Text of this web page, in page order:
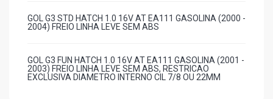
GOL G3 STD HATCH 1.0 16V AT EA111 GASOLINA (2000 -
2004) FREIO LINHA LEVE SEM ABS
GOL G3 FUN HATCH 1.0 16V AT EA111 GASOLINA (2001 -
2003) FREIO LINHA LEVE SEM ABS, RESTRICAO
EXCLUSIVA DIAMETRO INTERNO CIL 7/8 OU 22MM